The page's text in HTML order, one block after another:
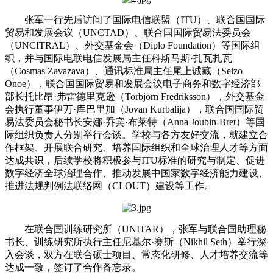
张军一行先后访问了国际电信联盟（ITU）、联合国国际
贸易和发展会议（UNCTAD）、联合国国际贸易法委员会
（UNCITRAL）、外交基金会（Diplo Foundation）等国际组
织，并与国际电联电信发展局主任科斯马斯·扎瓦扎瓦
（Cosmas Zavazava）、通讯标准局主任尾上诚藏（Seizo
Onoe），联合国国际贸易和发展会议电子商务和数字经济部
部长托比昂·弗雷德里克逊（Torbjörn Fredriksson），外交基金
会执行董事伊万·库巴里加（Jovan Kurbalija），联合国国际贸
易法委员会秘书长安娜·乔宾·布莱特（Anna Joubin-Bret）等国
际组织负责人分别举行会谈。学校与各方友好交流，就建立合
作框架、开展联合研究、培养国际组织和全球治理人才等方面
达成共识，后续学校将积极参与ITU标准的研究与制定、促进
数字经济全球治理合作、推动发展中国家数字经济能力建设、
推进法规判例法联络网（CLOUT）建设等工作。
在联合国训练研究所（UNITAR），张军与联合国助理秘
书长、训练研究所执行主任尼基尔·赛斯（Nikhil Seth）举行深
入会谈，双方在联合硕士项目、常态化研修、人才培养交流等
达成一致，签订了合作备忘录。